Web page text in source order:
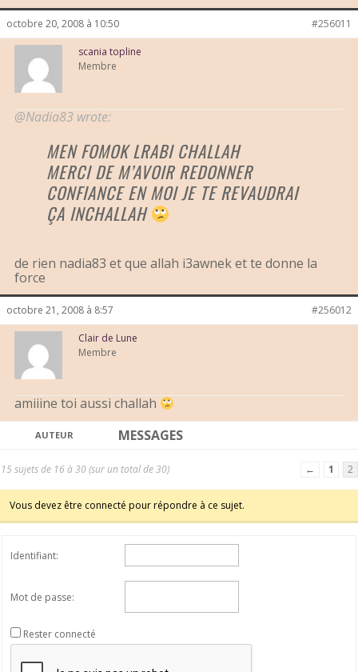
octobre 20, 2008 à 10:50 #256011
scania topline
Membre
@Nadia83 wrote:
MEN FOMOK LRABI CHALLAH
MERCI DE M’AVOIR REDONNER
CONFIANCE EN MOI JE TE REVAUDRAI
ÇA INCHALLAH
de rien nadia83 et que allah i3awnek et te donne la
force
octobre 21, 2008 à 8:57 #256012
Clair de Lune
Membre
amiiine toi aussi challah
AUTEUR MESSAGES
15 sujets de 16 à 30 (sur un total de 30) ← 1 2
Vous devez être connecté pour répondre à ce sujet.
Identifiant:
Mot de passe:
Rester connecté